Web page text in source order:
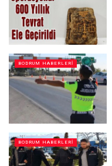
BODRUM HABERLERI
BODRUM HABERLERI